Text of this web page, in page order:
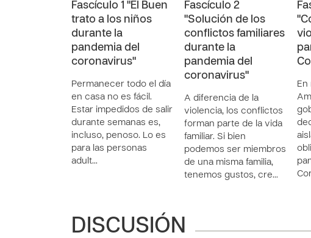
Fascículo 1 "El Buen
trato a los niños
durante la
pandemia del
coronavirus"
Permanecer todo el día
en casa no es fácil.
Estar impedidos de salir
durante semanas es,
incluso, penoso. Lo es
para las personas
adult…
Fascículo 2
"Solución de los
conflictos familiares
durante la
pandemia del
coronavirus"
A diferencia de la
violencia, los conflictos
forman parte de la vida
familiar. Si bien
podemos ser miembros
de una misma familia,
tenemos gustos, cre…
DISCUSIÓN